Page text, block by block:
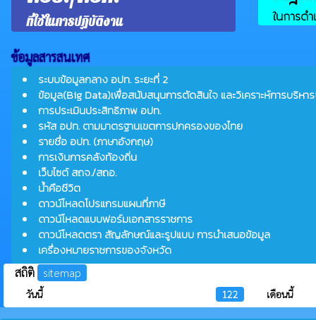
ที่ใช้ในการปฏิบัติงาน ในการด
ข้อมูลสารสนเทศ
ระบบข้อมูลกลาง อปท. ระยะที่ 2
ข้อมูล(Big Data)เพื่อสนับสนุนการตัดสินใจ และวิเคราะห์การบริห
การประเมินประสิทธิภาพ อปท.
รหัส อปท. ตามมาตรฐานเขตการปกครองของไทย
รายชื่อ อปท. (ภาษาอังกฤษ)
การเงินการคลังท้องถิ่น
เว็บไซต์ สถจ./สถอ.
น้ำคือชีวิต
ดาวน์โหลดโปรแกรมแผนที่ภาษี
ดาวน์โหลดแบบฟอร์มเอกสารราชการ
ดาวน์โหลดตรา สัญลักษณ์และรูปแบบ การนำเสนอข้อมูล
เครื่องหมายราชการของจังหวัด
สถิติ sitemap
วันนี้ 122 เดือนนี้